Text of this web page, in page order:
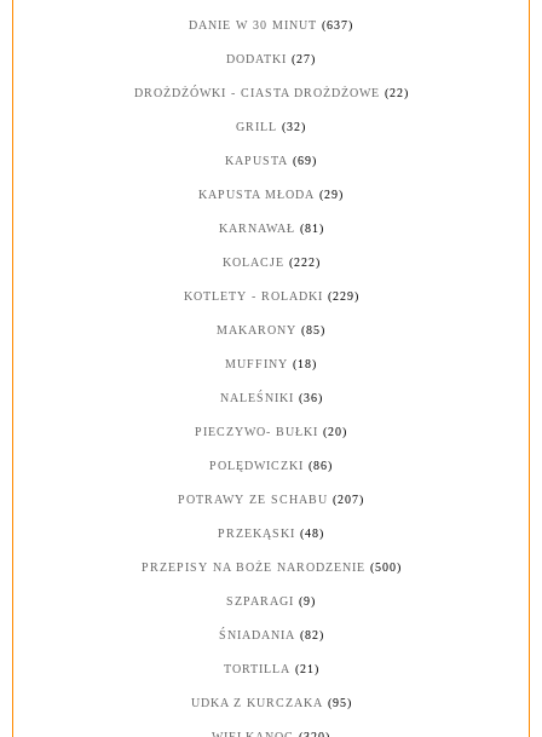
DANIE W 30 MINUT (637)
DODATKI (27)
DROŻDŻÓWKI - CIASTA DROŻDŻOWE (22)
GRILL (32)
KAPUSTA (69)
KAPUSTA MŁODA (29)
KARNAWAŁ (81)
KOLACJE (222)
KOTLETY - ROLADKI (229)
MAKARONY (85)
MUFFINY (18)
NALEŚNIKI (36)
PIECZYWO- BUŁKI (20)
POLĘDWICZKI (86)
POTRAWY ZE SCHABU (207)
PRZEKĄSKI (48)
PRZEPISY NA BOŻE NARODZENIE (500)
SZPARAGI (9)
ŚNIADANIA (82)
TORTILLA (21)
UDKA Z KURCZAKA (95)